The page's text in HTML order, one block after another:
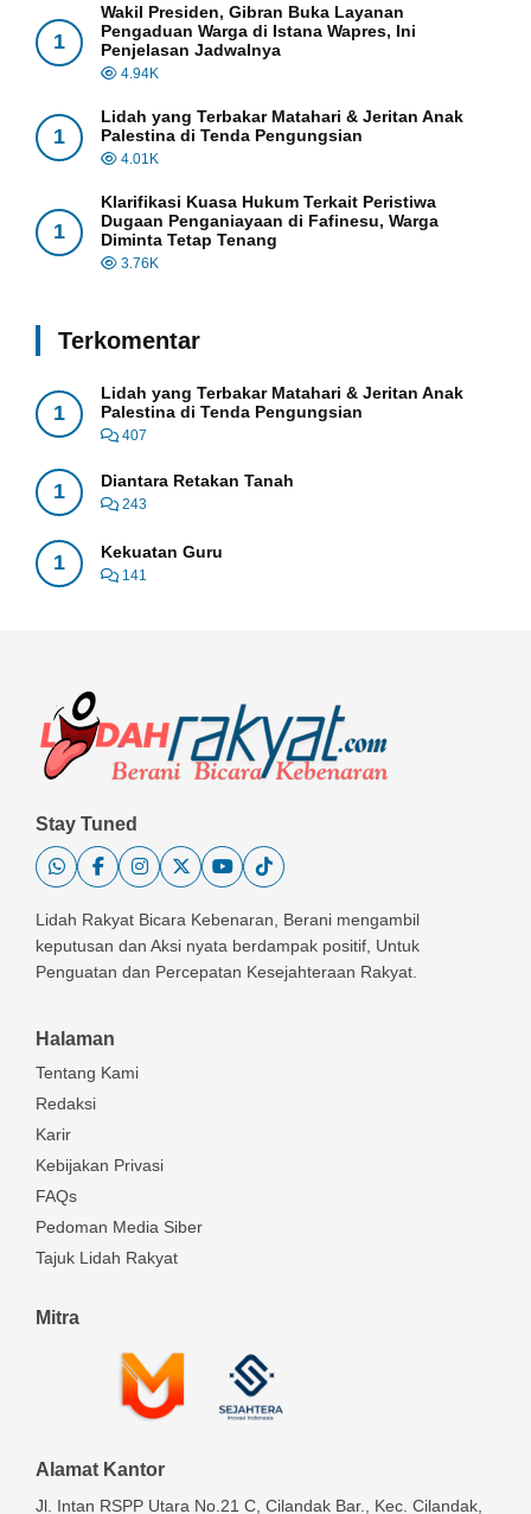
1
Wakil Presiden, Gibran Buka Layanan
Pengaduan Warga di Istana Wapres, Ini
Penjelasan Jadwalnya
4.94K
1
Lidah yang Terbakar Matahari & Jeritan Anak
Palestina di Tenda Pengungsian
4.01K
1
Klarifikasi Kuasa Hukum Terkait Peristiwa
Dugaan Penganiayaan di Fafinesu, Warga
Diminta Tetap Tenang
3.76K
Terkomentar
1
Lidah yang Terbakar Matahari & Jeritan Anak
Palestina di Tenda Pengungsian
407
1 Diantara Retakan Tanah
243
1 Kekuatan Guru
141
Stay Tuned
Lidah Rakyat Bicara Kebenaran, Berani mengambil
keputusan dan Aksi nyata berdampak positif, Untuk
Penguatan dan Percepatan Kesejahteraan Rakyat.
Halaman
Tentang Kami
Redaksi
Karir
Kebijakan Privasi
FAQs
Pedoman Media Siber
Tajuk Lidah Rakyat
Mitra
Alamat Kantor
Jl. Intan RSPP Utara No.21 C, Cilandak Bar., Kec. Cilandak,